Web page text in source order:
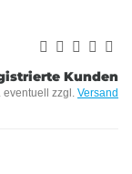
Kunden
eventuell zzgl. Versand